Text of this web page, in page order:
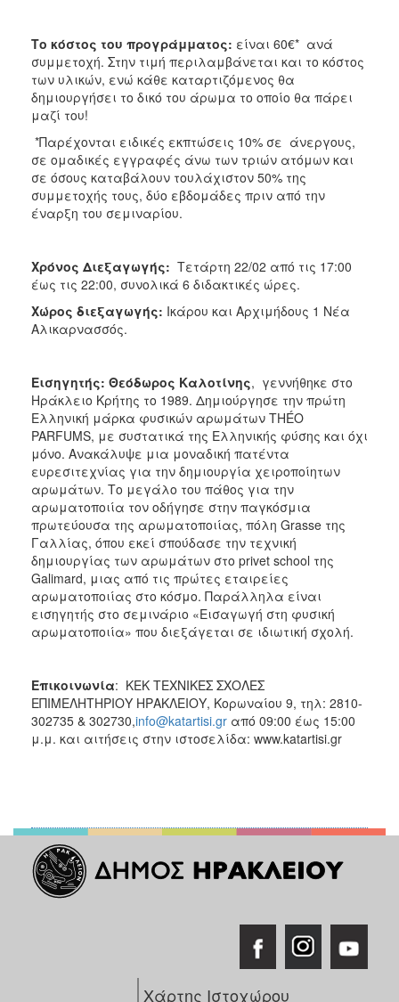
Το κόστος του προγράμματος: είναι 60€* ανά
συμμετοχή. Στην τιμή περιλαμβάνεται και το κόστος
των υλικών, ενώ κάθε καταρτιζόμενος θα
δημιουργήσει το δικό του άρωμα το οποίο θα πάρει
μαζί του!
*Παρέχονται ειδικές εκπτώσεις 10% σε άνεργους,
σε ομαδικές εγγραφές άνω των τριών ατόμων και
σε όσους καταβάλουν τουλάχιστον 50% της
συμμετοχής τους, δύο εβδομάδες πριν από την
έναρξη του σεμιναρίου.
Χρόνος Διεξαγωγής: Τετάρτη 22/02 από τις 17:00
έως τις 22:00, συνολικά 6 διδακτικές ώρες.
Χώρος διεξαγωγής: Ικάρου και Αρχιμήδους 1 Νέα
Αλικαρνασσός.
Εισηγητής: Θεόδωρος Καλοτίνης, γεννήθηκε στο
Ηράκλειο Κρήτης το 1989. Δημιούργησε την πρώτη
Ελληνική μάρκα φυσικών αρωμάτων THÉO
PARFUMS, με συστατικά της Ελληνικής φύσης και όχι
μόνο. Ανακάλυψε μια μοναδική πατέντα
ευρεσιτεχνίας για την δημιουργία χειροποίητων
αρωμάτων. Το μεγάλο του πάθος για την
αρωματοποιία τον οδήγησε στην παγκόσμια
πρωτεύουσα της αρωματοποιίας, πόλη Grasse της
Γαλλίας, όπου εκεί σπούδασε την τεχνική
δημιουργίας των αρωμάτων στο privet school της
Galimard, μιας από τις πρώτες εταιρείες
αρωματοποιίας στο κόσμο. Παράλληλα είναι
εισηγητής στο σεμινάριο «Εισαγωγή στη φυσική
αρωματοποιία» που διεξάγεται σε ιδιωτική σχολή.
Επικοινωνία: ΚΕΚ ΤΕΧΝΙΚΕΣ ΣΧΟΛΕΣ
ΕΠΙΜΕΛΗΤΗΡΙΟΥ ΗΡΑΚΛΕΙΟΥ, Κορωναίου 9, τηλ: 2810-
302735 & 302730,info@katartisi.gr από 09:00 έως 15:00
μ.μ. και αιτήσεις στην ιστοσελίδα: www.katartisi.gr
Χάρτης Ιστοχώρου